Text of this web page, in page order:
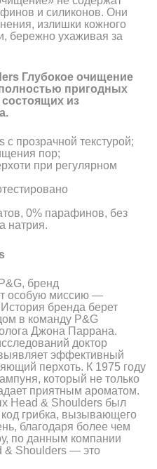
и силиконов. Они
излишки кожного
бережно ухаживая за
Глубокое очищение
пригодных
состоящих из
прозрачной текстурой;
пор;
при регулярном
0% парафинов, без
натрия.
бренд
особую миссию —
бренда берет
в команду P&G
Джона Паррана.
доктор
эффективный
перхоть. К 1975 году
который не только
приятным ароматом.
Head & Shoulders был
грибка, вызывающего
благодаря более чем
по данным компании
& Shoulders — это